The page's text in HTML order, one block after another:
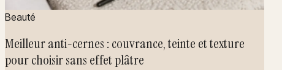
Beauté
Meilleur anti-cernes : couvrance, teinte et texture
pour choisir sans effet plâtre